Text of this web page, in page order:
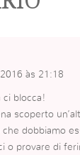
às 21:18
ci blocca!
scoperto
che dobbiamo
o provare di